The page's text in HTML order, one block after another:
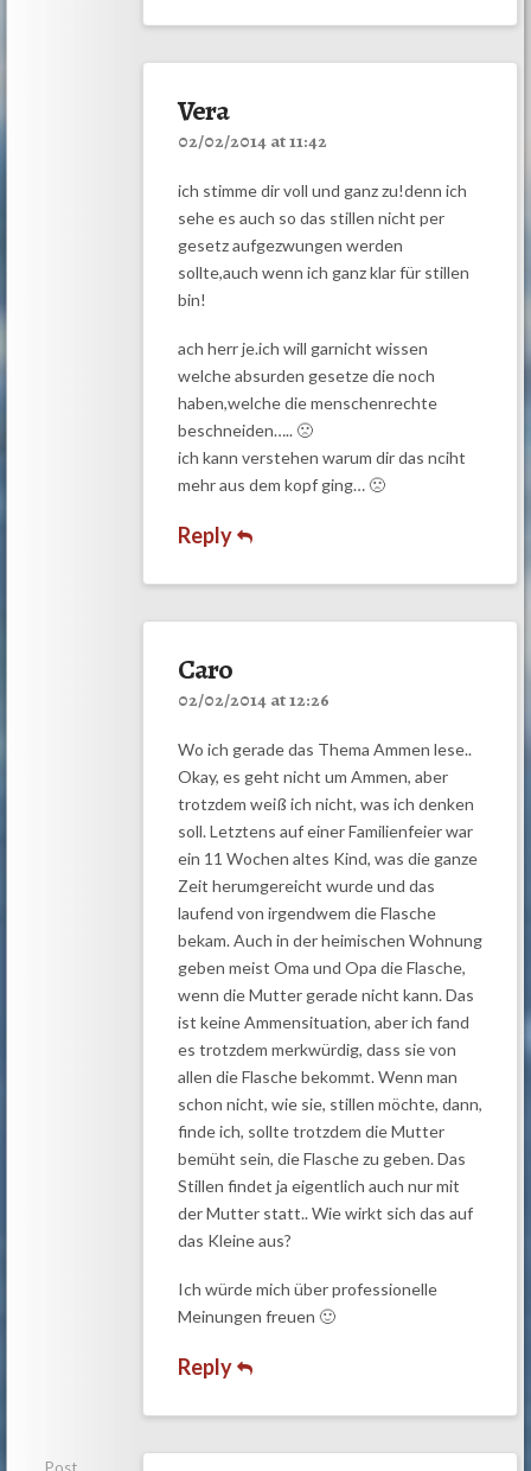
Vera
02/02/2014 at 11:42
ich stimme dir voll und ganz zu!denn ich
sehe es auch so das stillen nicht per
gesetz aufgezwungen werden
sollte,auch wenn ich ganz klar für stillen
bin!
ach herr je.ich will garnicht wissen
welche absurden gesetze die noch
haben,welche die menschenrechte
beschneiden….. 🙁
ich kann verstehen warum dir das nciht
mehr aus dem kopf ging… 🙁
Reply
Caro
02/02/2014 at 12:26
Wo ich gerade das Thema Ammen lese..
Okay, es geht nicht um Ammen, aber
trotzdem weiß ich nicht, was ich denken
soll. Letztens auf einer Familienfeier war
ein 11 Wochen altes Kind, was die ganze
Zeit herumgereicht wurde und das
laufend von irgendwem die Flasche
bekam. Auch in der heimischen Wohnung
geben meist Oma und Opa die Flasche,
wenn die Mutter gerade nicht kann. Das
ist keine Ammensituation, aber ich fand
es trotzdem merkwürdig, dass sie von
allen die Flasche bekommt. Wenn man
schon nicht, wie sie, stillen möchte, dann,
finde ich, sollte trotzdem die Mutter
bemüht sein, die Flasche zu geben. Das
Stillen findet ja eigentlich auch nur mit
der Mutter statt.. Wie wirkt sich das auf
das Kleine aus?
Ich würde mich über professionelle
Meinungen freuen 🙂
Reply